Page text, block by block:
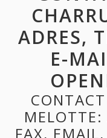
ADRES,
E-
MELOTTE:
FAX,